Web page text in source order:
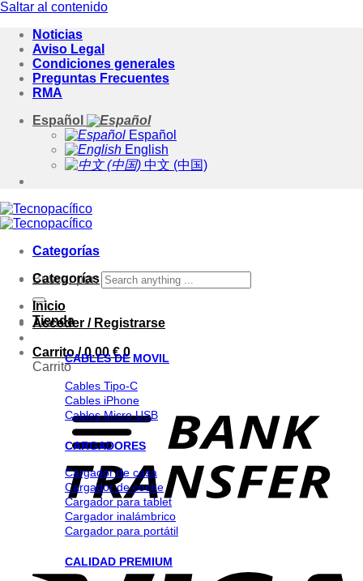
Saltar al contenido
Noticias
Aviso Legal
Condiciones generales
Preguntas Frecuentes
RMA
Español
Español
English
中文 (中国)
Categorías
Buscar por:
Acceder / Registrarse
Carrito /0.00€ 0
Carrito
Categorías
Inicio
Tienda
CABLES DE MOVIL
Cables Tipo-C
Cables iPhone
Cables Micro USB
CARGADORES
Cargador de casa
Cargador de coche
Cargador para tablet
Cargador inalámbrico
Cargador para portátil
CALIDAD PREMIUM